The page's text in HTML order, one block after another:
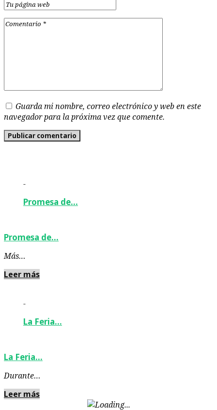
Guarda mi nombre, correo electrónico y web en este
navegador para la próxima vez que comente.
-
Promesa de…
Promesa de…
Más…
Leer más
-
La Feria…
La Feria…
Durante…
Leer más